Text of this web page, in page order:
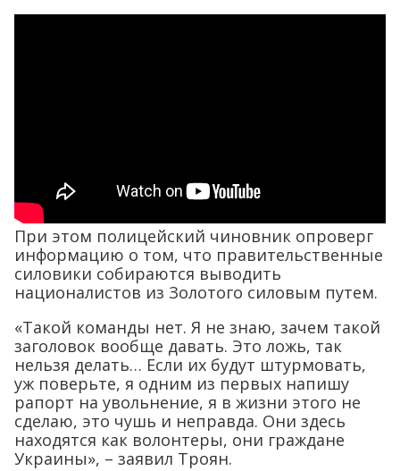
При этом полицейский чиновник опроверг
информацию о том, что правительственные
силовики собираются выводить
националистов из Золотого силовым путем.
«Такой команды нет. Я не знаю, зачем такой
заголовок вообще давать. Это ложь, так
нельзя делать… Если их будут штурмовать,
уж поверьте, я одним из первых напишу
рапорт на увольнение, я в жизни этого не
сделаю, это чушь и неправда. Они здесь
находятся как волонтеры, они граждане
Украины», – заявил Троян.